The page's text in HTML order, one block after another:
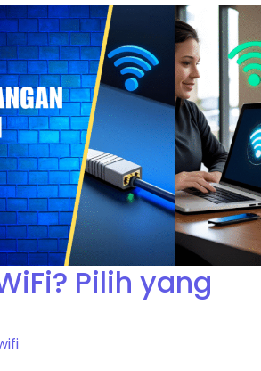
Pilih yang